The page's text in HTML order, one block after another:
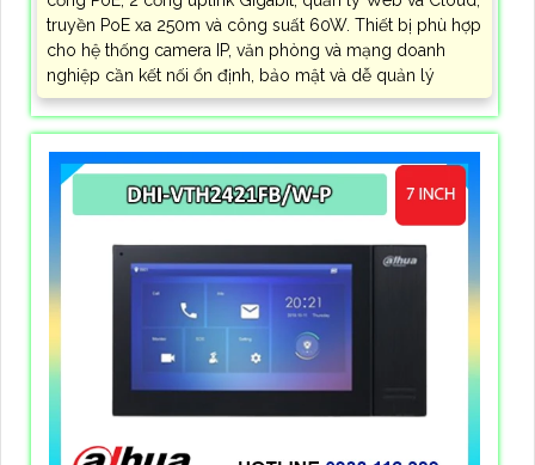
truyền PoE xa 250m và công suất 60W. Thiết bị phù hợp
cho hệ thống camera IP, văn phòng và mạng doanh
nghiệp cần kết nối ổn định, bảo mật và dễ quản lý